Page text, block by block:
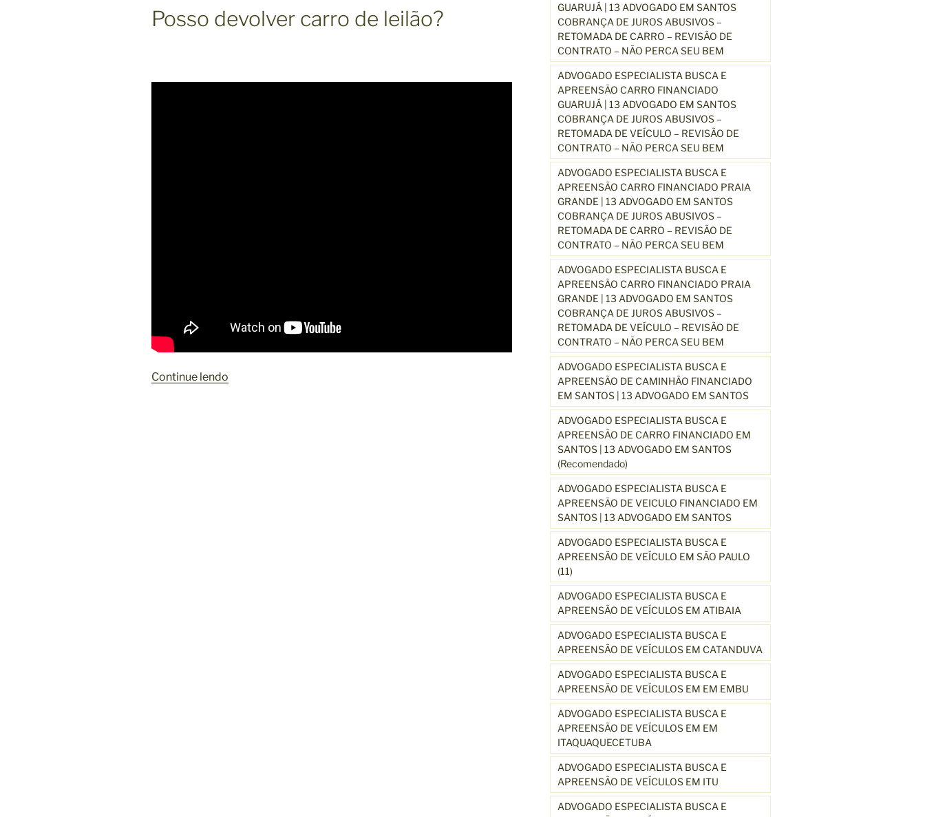
Posso devolver carro de leilão?
Continue lendo
GUARUJÁ | 13 ADVOGADO EM SANTOS
COBRANÇA DE JUROS ABUSIVOS –
RETOMADA DE CARRO – REVISÃO DE
CONTRATO – NÃO PERCA SEU BEM
ADVOGADO ESPECIALISTA BUSCA E
APREENSÃO CARRO FINANCIADO
GUARUJÁ | 13 ADVOGADO EM SANTOS
COBRANÇA DE JUROS ABUSIVOS –
RETOMADA DE VEÍCULO – REVISÃO DE
CONTRATO – NÃO PERCA SEU BEM
ADVOGADO ESPECIALISTA BUSCA E
APREENSÃO CARRO FINANCIADO PRAIA
GRANDE | 13 ADVOGADO EM SANTOS
COBRANÇA DE JUROS ABUSIVOS –
RETOMADA DE CARRO – REVISÃO DE
CONTRATO – NÃO PERCA SEU BEM
ADVOGADO ESPECIALISTA BUSCA E
APREENSÃO CARRO FINANCIADO PRAIA
GRANDE | 13 ADVOGADO EM SANTOS
COBRANÇA DE JUROS ABUSIVOS –
RETOMADA DE VEÍCULO – REVISÃO DE
CONTRATO – NÃO PERCA SEU BEM
ADVOGADO ESPECIALISTA BUSCA E
APREENSÃO DE CAMINHÃO FINANCIADO
EM SANTOS | 13 ADVOGADO EM SANTOS
ADVOGADO ESPECIALISTA BUSCA E
APREENSÃO DE CARRO FINANCIADO EM
SANTOS | 13 ADVOGADO EM SANTOS
(Recomendado)
ADVOGADO ESPECIALISTA BUSCA E
APREENSÃO DE VEICULO FINANCIADO EM
SANTOS | 13 ADVOGADO EM SANTOS
ADVOGADO ESPECIALISTA BUSCA E
APREENSÃO DE VEÍCULO EM SÃO PAULO
(11)
ADVOGADO ESPECIALISTA BUSCA E
APREENSÃO DE VEÍCULOS EM ATIBAIA
ADVOGADO ESPECIALISTA BUSCA E
APREENSÃO DE VEÍCULOS EM CATANDUVA
ADVOGADO ESPECIALISTA BUSCA E
APREENSÃO DE VEÍCULOS EM EM EMBU
ADVOGADO ESPECIALISTA BUSCA E
APREENSÃO DE VEÍCULOS EM EM
ITAQUAQUECETUBA
ADVOGADO ESPECIALISTA BUSCA E
APREENSÃO DE VEÍCULOS EM ITU
ADVOGADO ESPECIALISTA BUSCA E